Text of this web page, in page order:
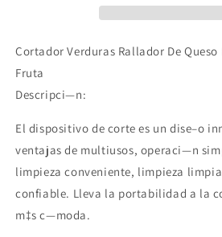
Queso!
Queso!
Cortador Verduras Rallador De
Fruta
Descripci—n:
El dispositivo de corte es un dise–o
ventajas de multiusos, operaci—n
limpieza conveniente, limpieza
confiable. Lleva la portabilidad a la
m‡s c—moda.